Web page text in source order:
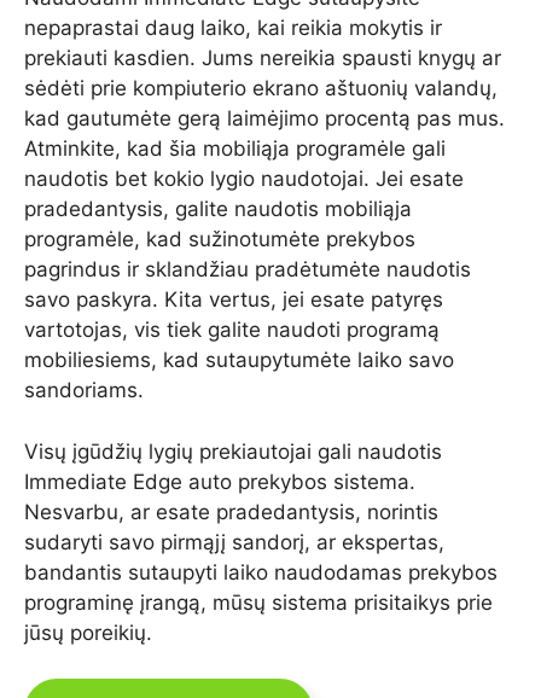
nepaprastai daug laiko, kai reikia mokytis ir
prekiauti kasdien. Jums nereikia spausti knygų ar
sėdėti prie kompiuterio ekrano aštuonių valandų,
kad gautumėte gerą laimėjimo procentą pas mus.
Atminkite, kad šia mobiliąja programėle gali
naudotis bet kokio lygio naudotojai. Jei esate
pradedantysis, galite naudotis mobiliąja
programėle, kad sužinotumėte prekybos
pagrindus ir sklandžiau pradėtumėte naudotis
savo paskyra. Kita vertus, jei esate patyręs
vartotojas, vis tiek galite naudoti programą
mobiliesiems, kad sutaupytumėte laiko savo
sandoriams.
Visų įgūdžių lygių prekiautojai gali naudotis
Immediate Edge auto prekybos sistema.
Nesvarbu, ar esate pradedantysis, norintis
sudaryti savo pirmąjį sandorį, ar ekspertas,
bandantis sutaupyti laiko naudodamas prekybos
programinę įrangą, mūsų sistema prisitaikys prie
jūsų poreikių.